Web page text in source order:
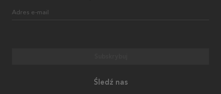
Adres e-mail
Śledź nas